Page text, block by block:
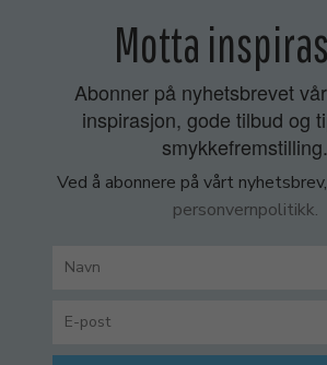
Motta
Abonner på nyhetsbrevet
inspirasjon, gode tilbud og
smykkefremstilling.
Ved å abonnere på vårt
personvernpolitikk.